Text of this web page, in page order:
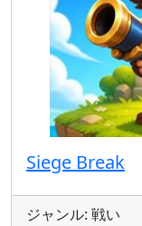
Siege Break
ジャンル: 戦い